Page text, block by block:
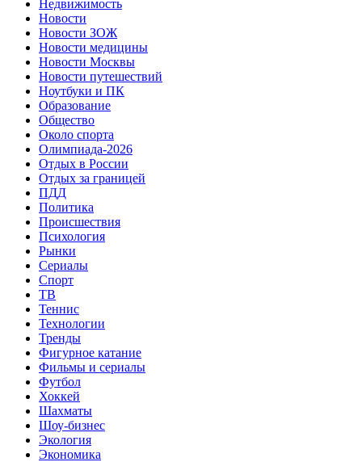
Недвижимость
Новости
Новости ЗОЖ
Новости медицины
Новости Москвы
Новости путешествий
Ноутбуки и ПК
Образование
Общество
Около спорта
Олимпиада-2026
Отдых в России
Отдых за границей
ПДД
Политика
Происшествия
Психология
Рынки
Сериалы
Спорт
ТВ
Теннис
Технологии
Тренды
Фигурное катание
Фильмы и сериалы
Футбол
Хоккей
Шахматы
Шоу-бизнес
Экология
Экономика